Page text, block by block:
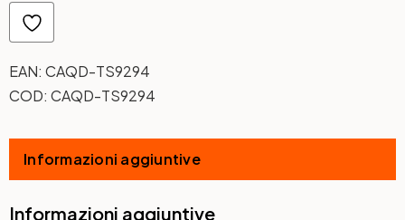
EAN: CAQD-TS9294
COD: CAQD-TS9294
Informazioni aggiuntive
Informazioni aggiuntive